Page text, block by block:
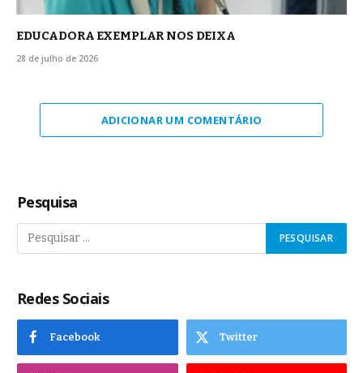
EDUCADORA EXEMPLAR NOS DEIXA
28 de julho de 2026
ADICIONAR UM COMENTÁRIO
Pesquisa
Redes Sociais
Facebook Twitter